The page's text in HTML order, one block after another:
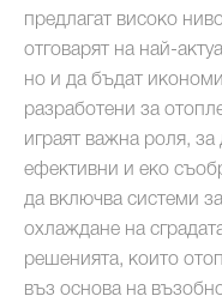
предлагат високо
отговарят на най-
но и да бъдат
разработени за
играят важна роля, за
ефективни и еко
да включва системи
охлаждане на
решенията, които
въз основа на